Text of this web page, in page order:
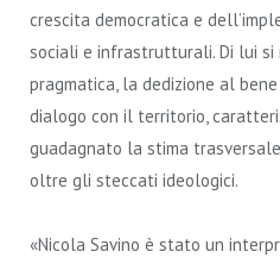
crescita democratica e
sociali e infrastrutturali. Di lui si
pragmatica, la dedizione al
dialogo con il territorio,
guadagnato la stima
oltre gli steccati ideologici.
«Nicola Savino è stato un